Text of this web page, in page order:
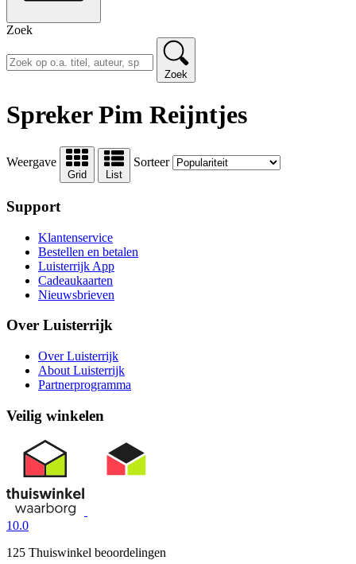
Zoek
Zoek
Spreker Pim Reijntjes
Weergave
Grid List
Sorteer
Support
Klantenservice
Bestellen en betalen
Luisterrijk App
Cadeaukaarten
Nieuwsbrieven
Over Luisterrijk
Over Luisterrijk
About Luisterrijk
Partnerprogramma
Veilig winkelen
10.0
125 Thuiswinkel beoordelingen